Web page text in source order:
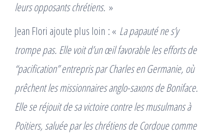
leurs opposants chrétiens. »
Jean Flori ajoute plus loin : « La papauté ne s’y
trompe pas. Elle voit d’un œil favorable les efforts de
“pacification” entrepris par Charles en Germanie, où
prêchent les missionnaires anglo-saxons de Boniface.
Elle se réjouit de sa victoire contre les musulmans à
Poitiers, saluée par les chrétiens de Cordoue comme